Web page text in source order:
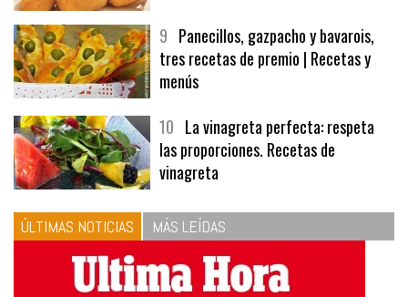
9 Panecillos, gazpacho y bavarois,
tres recetas de premio | Recetas y
menús
10 La vinagreta perfecta: respeta
las proporciones. Recetas de
vinagreta
ÚLTIMAS NOTICIAS MÁS LEÍDAS